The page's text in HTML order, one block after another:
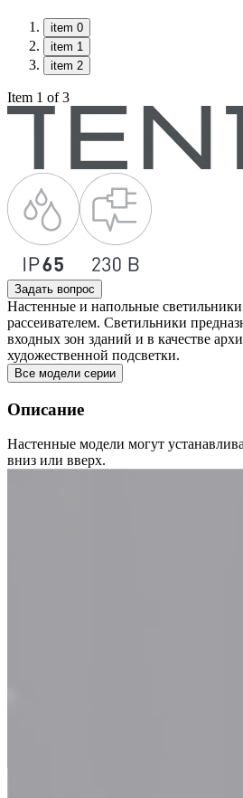
item 0
item 1
item 2
Item 1 of 3
Задать вопрос
Настенные и напольные
рассеивателем. Светильники
входных зон зданий и в качестве
художественной подсветки.
Все модели серии
Описание
Настенные модели могут
вниз или вверх.